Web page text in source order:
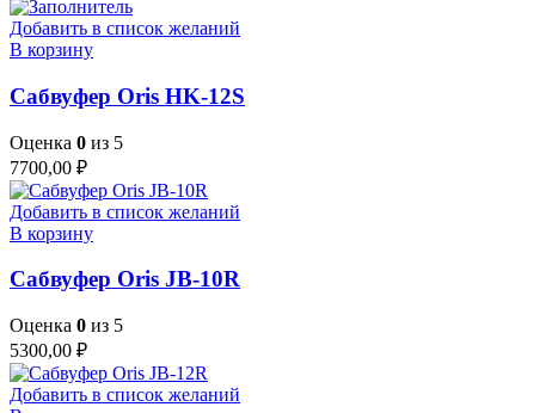
Добавить в список желаний
В корзину
Сабвуфер Oris HK-12S
Оценка 0 из 5
7700,00 ₽
Добавить в список желаний
В корзину
Сабвуфер Oris JB-10R
Оценка 0 из 5
5300,00 ₽
Добавить в список желаний